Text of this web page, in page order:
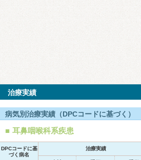
治療実績
病気別治療実績（DPCコードに基づく）
耳鼻咽喉科系疾患
DPCコードに基
づく病名
治療実績